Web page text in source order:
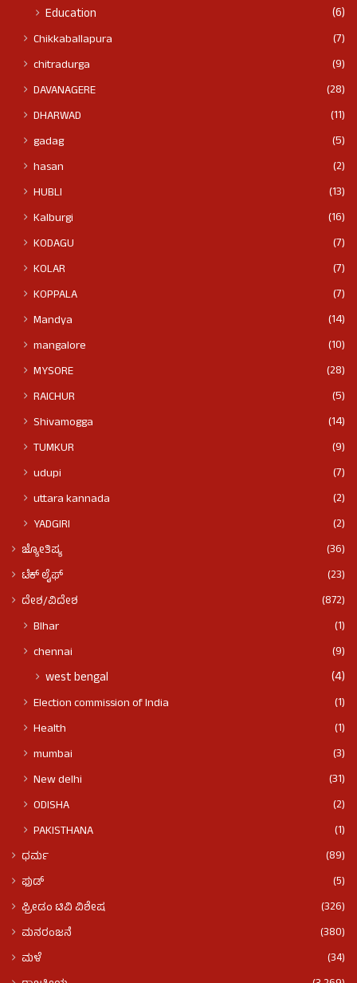
Education (6)
Chikkaballapura
(7)
chitradurga
(9)
DAVANAGERE
(28)
DHARWAD
(11)
gadag
(5)
hasan
(2)
HUBLI
(13)
Kalburgi
(16)
KODAGU
(7)
KOLAR
(7)
KOPPALA
(7)
Mandya
(14)
mangalore
(10)
MYSORE
(28)
RAICHUR
(5)
Shivamogga
(14)
TUMKUR
(9)
udupi
(7)
uttara kannada
(2)
YADGIRI
(2)
ಜ್ಯೋತಿಷ್ಯ
(36)
ಟೆಕ್ ಲೈಫ್
(23)
ದೇಶ/ವಿದೇಶ
(872)
BIhar
(1)
chennai
(9)
west bengal (4)
Election commission of India
(1)
Health
(1)
mumbai
(3)
New delhi
(31)
ODISHA
(2)
PAKISTHANA
(1)
ಧರ್ಮ
(89)
ಫುಡ್​​
(5)
ಫ್ರೀಡಂ ಟಿವಿ ವಿಶೇಷ
(326)
ಮನರಂಜನೆ
(380)
ಮಳೆ
(34)